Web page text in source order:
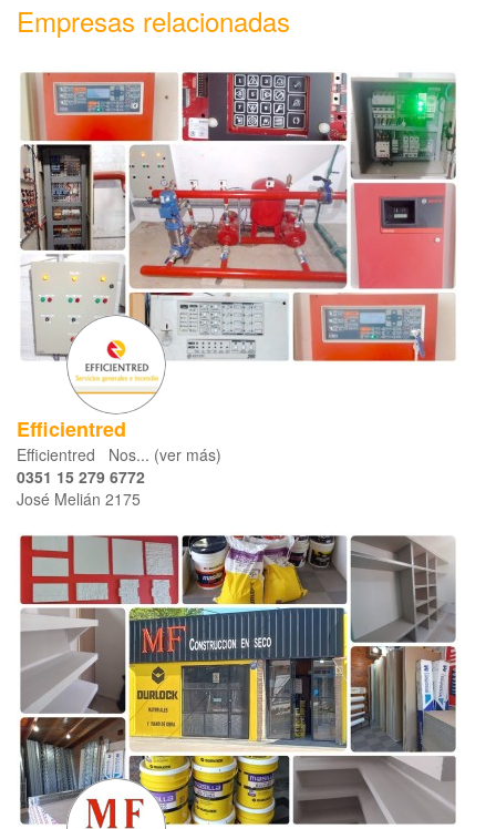
Empresas relacionadas
Efficientred
Efficientred Nos... (ver más)
0351 15 279 6772
José Melián 2175